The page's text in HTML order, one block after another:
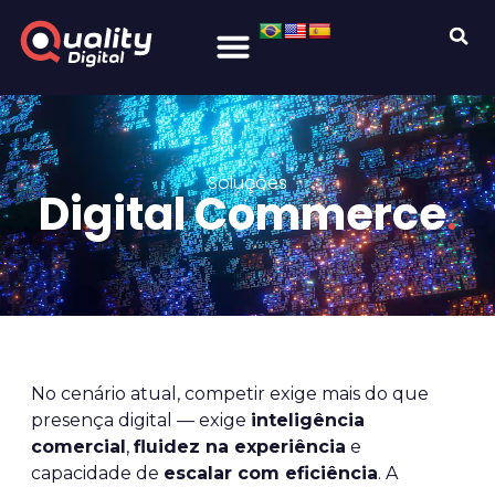
Soluções
Digital Commerce.
No cenário atual, competir exige mais do que
presença digital — exige inteligência
comercial , fluidez na experiência e
capacidade de escalar com eficiência. A